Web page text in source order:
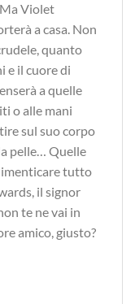
Violet
a casa. Non
quanto
e il cuore di
a quelle
o alle mani
sul suo corpo
pelle… Quelle
tutto
il signor
te ne vai in
amico, giusto?